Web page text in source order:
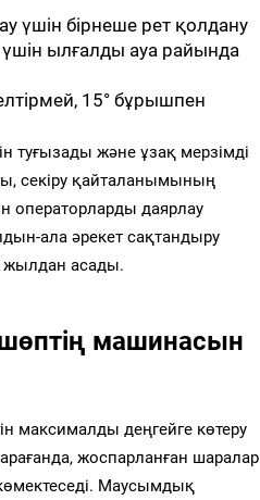
бірнеше рет қолдану
ылғалды ауа райында
15° бұрышпен
туғызады және ұзақ мерзімді
секіру қайталанымының
операторларды даярлау
ала әрекет сақтандыру
жылдан асады.
машинасын
максималды деңгейге көтеру
жоспарланған шаралар
Маусымдық